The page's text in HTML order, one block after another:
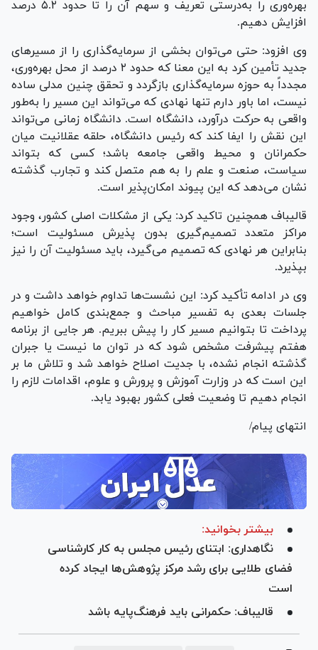
بهره‌وری را به‌درستی تعریف و سهم آن را تا حدود ۵.۲ درصد
افزایش دهیم.
وی افزود: حتی می‌توان بخشی از سرمایه‌گذاری را از مسیر‌های
جدید تأمین کرد به این معنا که حدود ۲ درصد از محل بهره‌وری،
مجدداً به حوزه سرمایه‌گذاری بازگردد و تحقق چنین مدلی ساده
نیست، اما باور دارم تنها نهادی که می‌تواند این مسیر را به‌طور
واقعی به حرکت درآورد، دانشگاه است. دانشگاه زمانی می‌تواند
این نقش را ایفا کند که رئیس دانشگاه، حلقه عقلانیت میان
حکمرانان و محیط واقعی جامعه باشد؛ کسی که بتواند
سیاست، صنعت و علم را به هم متصل کند و تجارب گذشته
نشان می‌دهد که این پیوند امکان‌پذیر است.
قالیباف همچنین تاکید کرد: یکی از مشکلات اصلی کشور، وجود
مراکز متعدد تصمیم‌گیری بدون پذیرش مسئولیت است؛
بنابراین هر نهادی که تصمیم می‌گیرد، باید مسئولیت آن را نیز
بپذیرد.
وی در ادامه تأکید کرد: این نشست‌ها تداوم خواهد داشت و در
جلسات بعدی به تفسیر مباحث و جمع‌بندی کامل خواهیم
پرداخت تا بتوانیم مسیر کار را پیش ببریم. هر جایی از برنامه
هفتم پیشرفت مشخص شود که در توان ما نیست یا جبران
گذشته انجام نشده، با جدیت اصلاح خواهد شد و تلاش ما بر
این است که در وزارت آموزش و پرورش و علوم، اقدامات لازم را
انجام دهیم تا وضعیت فعلی کشور بهبود یابد.
انتهای پیام/
بیشتر بخوانید:
نگاهداری: ابتنای رئیس مجلس به کار کارشناسی
فضای طلایی برای رشد مرکز پژوهش‌ها ایجاد کرده
است
قالیباف: حکمرانی باید فرهنگ‌پایه باشد